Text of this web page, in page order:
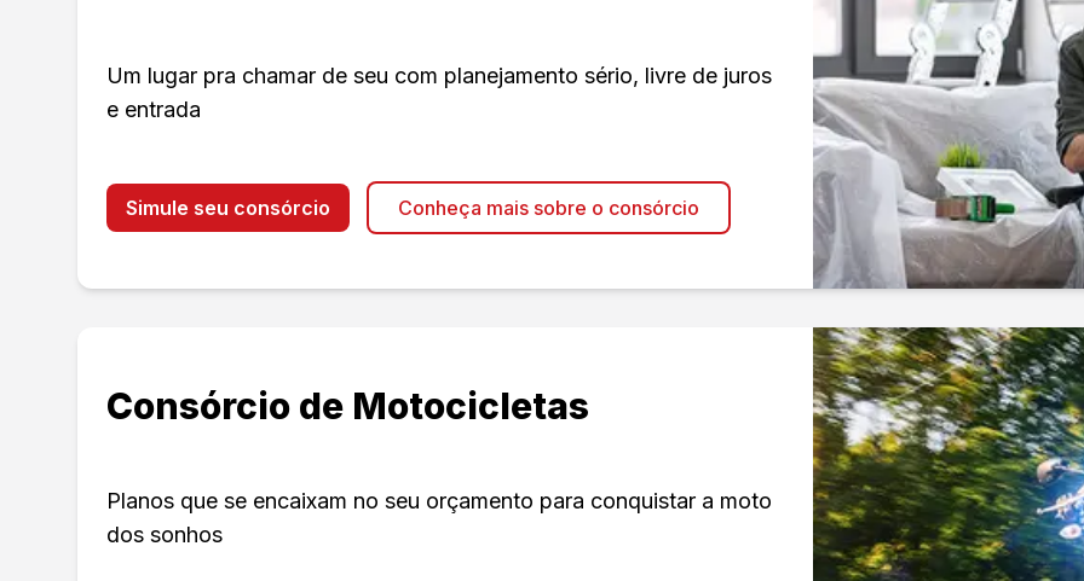
Um lugar pra chamar de seu com planejamento sério, livre de juros
e entrada
Simule seu consórcio Conheça mais sobre o consórcio
Consórcio de Motocicletas
Planos que se encaixam no seu orçamento para conquistar a moto
dos sonhos